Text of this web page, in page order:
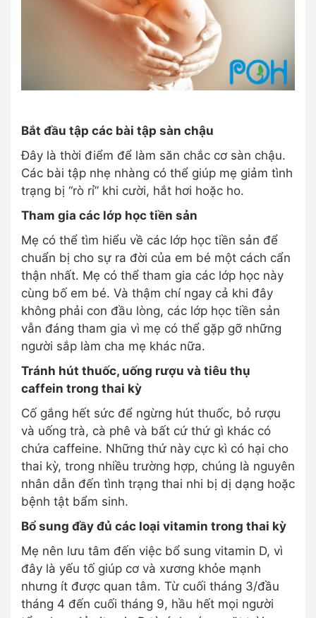
Bắt đầu tập các bài tập sàn chậu
Đây là thời điểm để làm săn chắc cơ sàn chậu.
Các bài tập nhẹ nhàng có thể giúp mẹ giảm tình
trạng bị “rò rỉ” khi cười, hắt hơi hoặc ho.
Tham gia các lớp học tiền sản
Mẹ có thể tìm hiểu về các lớp học tiền sản để
chuẩn bị cho sự ra đời của em bé một cách cẩn
thận nhất. Mẹ có thể tham gia các lớp học này
cùng bố em bé. Và thậm chí ngay cả khi đây
không phải con đầu lòng, các lớp học tiền sản
vẫn đáng tham gia vì mẹ có thể gặp gỡ những
người sắp làm cha mẹ khác nữa.
Tránh hút thuốc, uống rượu và tiêu thụ
caffein trong thai kỳ
Cố gắng hết sức để ngừng hút thuốc, bỏ rượu
và uống trà, cà phê và bất cứ thứ gì khác có
chứa caffeine. Những thứ này cực kì có hại cho
thai kỳ, trong nhiều trường hợp, chúng là nguyên
nhân dẫn đến tình trạng thai nhi bị dị dạng hoặc
bệnh tật bẩm sinh.
Bổ sung đầy đủ các loại vitamin trong thai kỳ
Mẹ nên lưu tâm đến việc bổ sung vitamin D, vì
đây là yếu tố giúp cơ và xương khỏe mạnh
nhưng ít được quan tâm. Từ cuối tháng 3/đầu
tháng 4 đến cuối tháng 9, hầu hết mọi người